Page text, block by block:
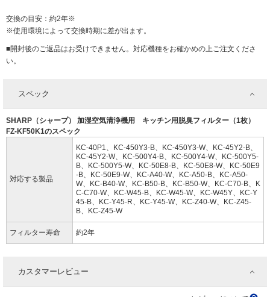
交換の目安：約2年※
※使用環境によって交換時期に差が出ます。
■開封後のご返品はお受けできません。対応機種をお確かめの上ご注文くださ
い。
スペック
SHARP（シャープ） 加湿空気清浄機用 キッチン用脱臭フィルター（1枚）
FZ-KF50K1のスペック
対応する製品
KC-40P1、KC-450Y3-B、KC-450Y3-W、KC-45Y2-B、
KC-45Y2-W、KC-500Y4-B、KC-500Y4-W、KC-500Y5-
B、KC-500Y5-W、KC-50E8-B、KC-50E8-W、KC-50E9
-B、KC-50E9-W、KC-A40-W、KC-A50-B、KC-A50-
W、KC-B40-W、KC-B50-B、KC-B50-W、KC-C70-B、K
C-C70-W、KC-W45-B、KC-W45-W、KC-W45Y、KC-Y
45-B、KC-Y45-R、KC-Y45-W、KC-Z40-W、KC-Z45-
B、KC-Z45-W
フィルター寿命 約2年
カスタマーレビュー